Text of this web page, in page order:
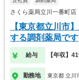
さくら薬局立川一番町
【東京都立川市
する調剤薬局です
給与 【年収】
勤務地 東京都 立川